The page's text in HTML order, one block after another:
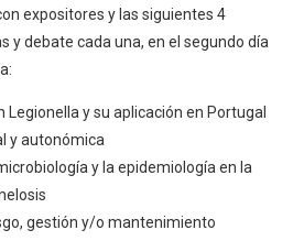
expositores y las siguientes 4
y debate cada una, en el segundo día
Legionella y su aplicación en Portugal
y autonómica
y la epidemiología en la
gestión y/o mantenimiento